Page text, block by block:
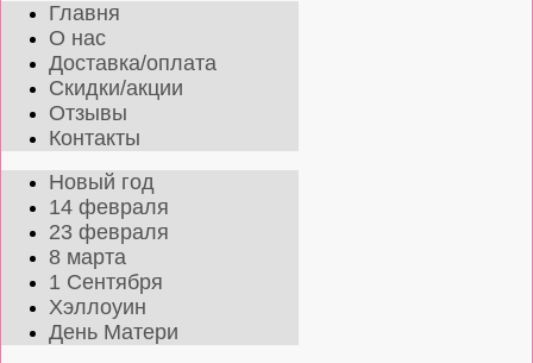
Главня
О нас
Доставка/оплата
Скидки/акции
Отзывы
Контакты
Новый год
14 февраля
23 февраля
8 марта
1 Сентября
Хэллоуин
День Матери